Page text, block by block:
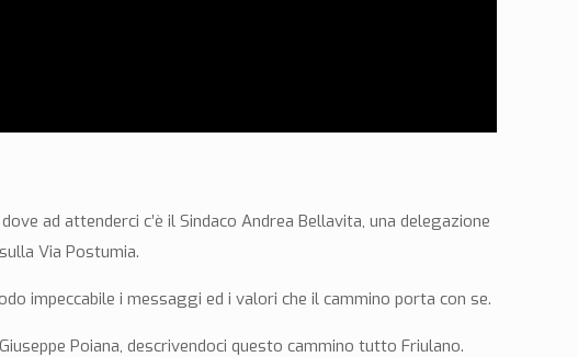
ad attenderci c’è il Sindaco Andrea Bellavita, una delegazione
Via Postumia.
impeccabile i messaggi ed i valori che il cammino porta con se.
Poiana, descrivendoci questo cammino tutto Friulano.